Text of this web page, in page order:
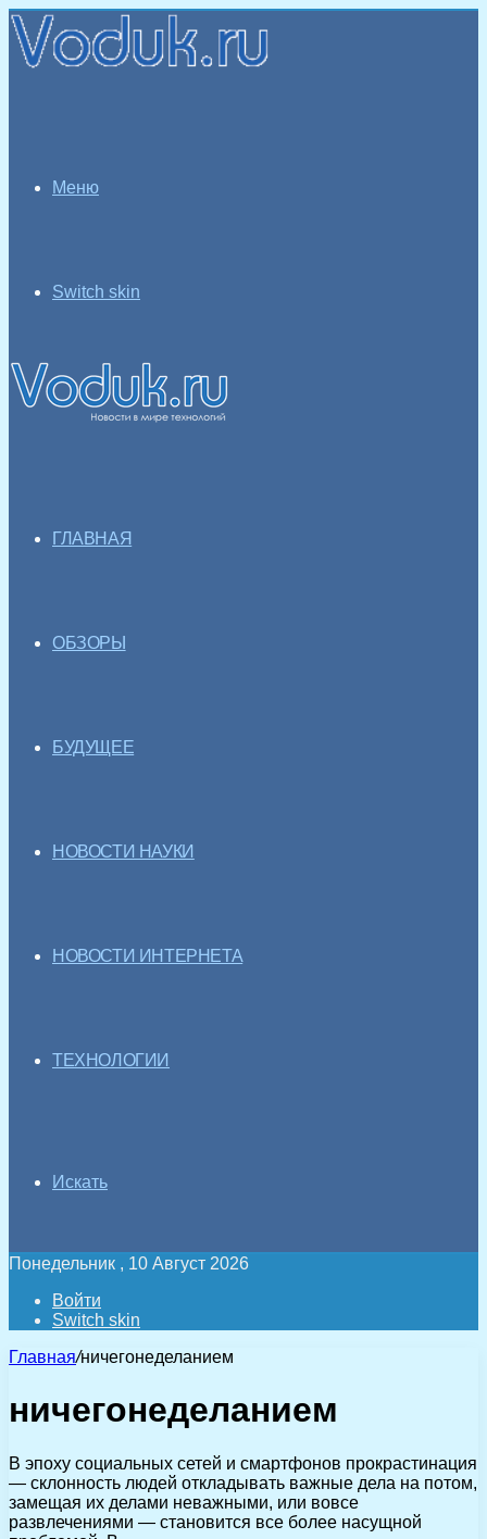
Меню
Switch skin
ГЛАВНАЯ
ОБЗОРЫ
БУДУЩЕЕ
НОВОСТИ НАУКИ
НОВОСТИ ИНТЕРНЕТА
ТЕХНОЛОГИИ
Искать
Понедельник , 10 Август 2026
Войти
Switch skin
Главная/ничегонеделанием
ничегонеделанием
В эпоху социальных сетей и смартфонов прокрастинация
— склонность людей откладывать важные дела на потом,
замещая их делами неважными, или вовсе
развлечениями — становится все более насущной